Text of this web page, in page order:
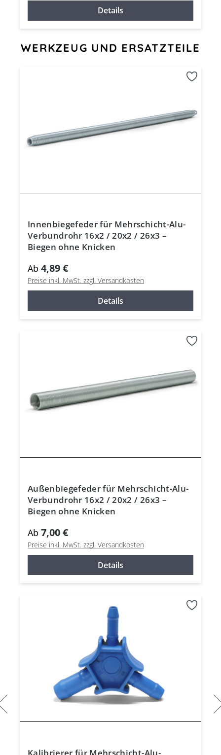
Details
Produktgalerie überspringen
WERKZEUG UND ERSATZTEILE
Innenbiegefeder für Mehrschicht-Alu-
Verbundrohr 16x2 / 20x2 / 26x3 –
Biegen ohne Knicken
Ab 4,89 €
Preise inkl. MwSt. zzgl. Versandkosten
Details
Außenbiegefeder für Mehrschicht-Alu-
Verbundrohr 16x2 / 20x2 / 26x3 –
Biegen ohne Knicken
Ab 7,00 €
Preise inkl. MwSt. zzgl. Versandkosten
Details